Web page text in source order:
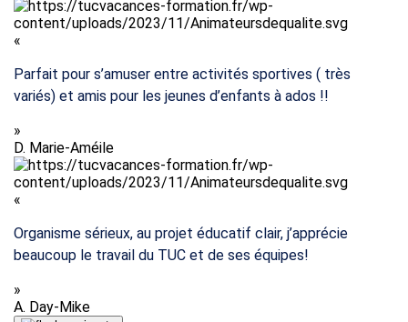
«
Parfait pour s’amuser entre activités sportives ( très
variés) et amis pour les jeunes d’enfants à ados !!
»
D. Marie-Améile
«
Organisme sérieux, au projet éducatif clair, j’apprécie
beaucoup le travail du TUC et de ses équipes!
»
A. Day-Mike